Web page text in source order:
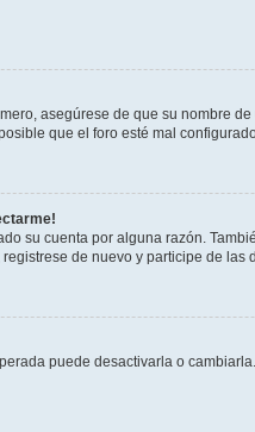
asegúrese de que su nombre
que el foro esté mal
su cuenta por alguna razón.
de nuevo y participe de las
puede desactivarla o